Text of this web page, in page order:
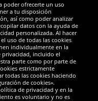
poder ofrecerte un uso
a tu disposición
así como poder analizar
datos con la ayuda de
personalizada. Al hacer
uso de todas las cookies
individualmente en la
privacidad, incluido el
parte como por parte de
estrictamente
todas las cookies haciendo
de cookies».
de privacidad y en la
es voluntario y no es